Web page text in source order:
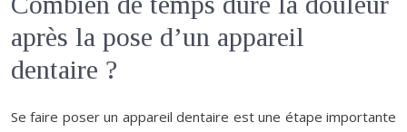
après la pose d’un appareil
dentaire ?
Se faire poser un appareil dentaire est une étape importante